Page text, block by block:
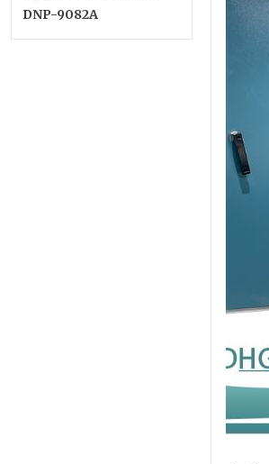
DNP-9082A